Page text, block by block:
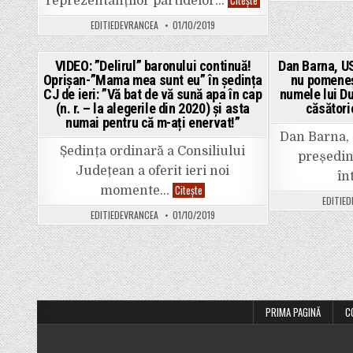
legea
permite
căsătoria
între
gay.
PLUS:
Carrefour
și-
a
explicat
gestul.
Cătălin
Ocheșelu,
angajat
la
CJ
subordinea
lui
Oprișan
(PSD),
fost
în
UDMR.
EDITIEDEVRANCEA 01/10/2019
Posted
in
VIDEO: ”Delirul” baronului continuă!
Oprișan-”Mama mea sunt eu” în ședința
CJ de ieri: ”Vă bat de vă sună apa în cap
(n. r. – la alegerile din 2020) și asta
numai pentru că m-ați enervat!”
Ședința ordinară a Consiliului
Județean a oferit ieri noi
momente… Citește
”Delirul”
baronului
continuă!
Oprișan-”Mama
mea
sunt
eu”
în
ședința
CJ
de
”Vă
EDITIEDEVRANCEA 01/10/2019
Dan Barna,
nu
numele lui
Dan Barna,
Paginație
articole
PRIMA PAGINĂ